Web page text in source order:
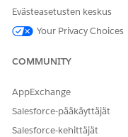
Tärkeimmät
Tehokas IT-palvelun
parannusten
Agentforce IT
yhdistämällä
ja vapautuksen
Evästeasetusten keskus
Your Privacy Choices
COMMUNITY
AppExchange
Salesforce-pääkäyttäjät
Salesforce-kehittäjät